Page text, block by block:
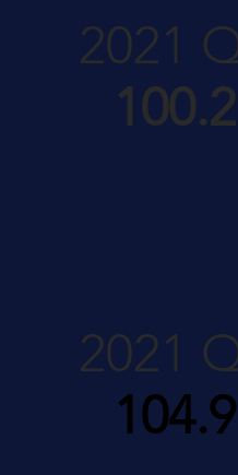
2021
100.2
2021
104.9